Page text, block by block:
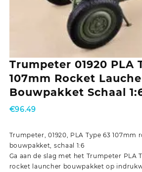
Trumpeter 01920 PLA
107mm Rocket
Bouwpakket Schaal
€96.49
Trumpeter, 01920, PLA Type 63 107mm
bouwpakket, schaal 1:6
Ga aan de slag met het Trumpeter PLA
rocket launcher bouwpakket op